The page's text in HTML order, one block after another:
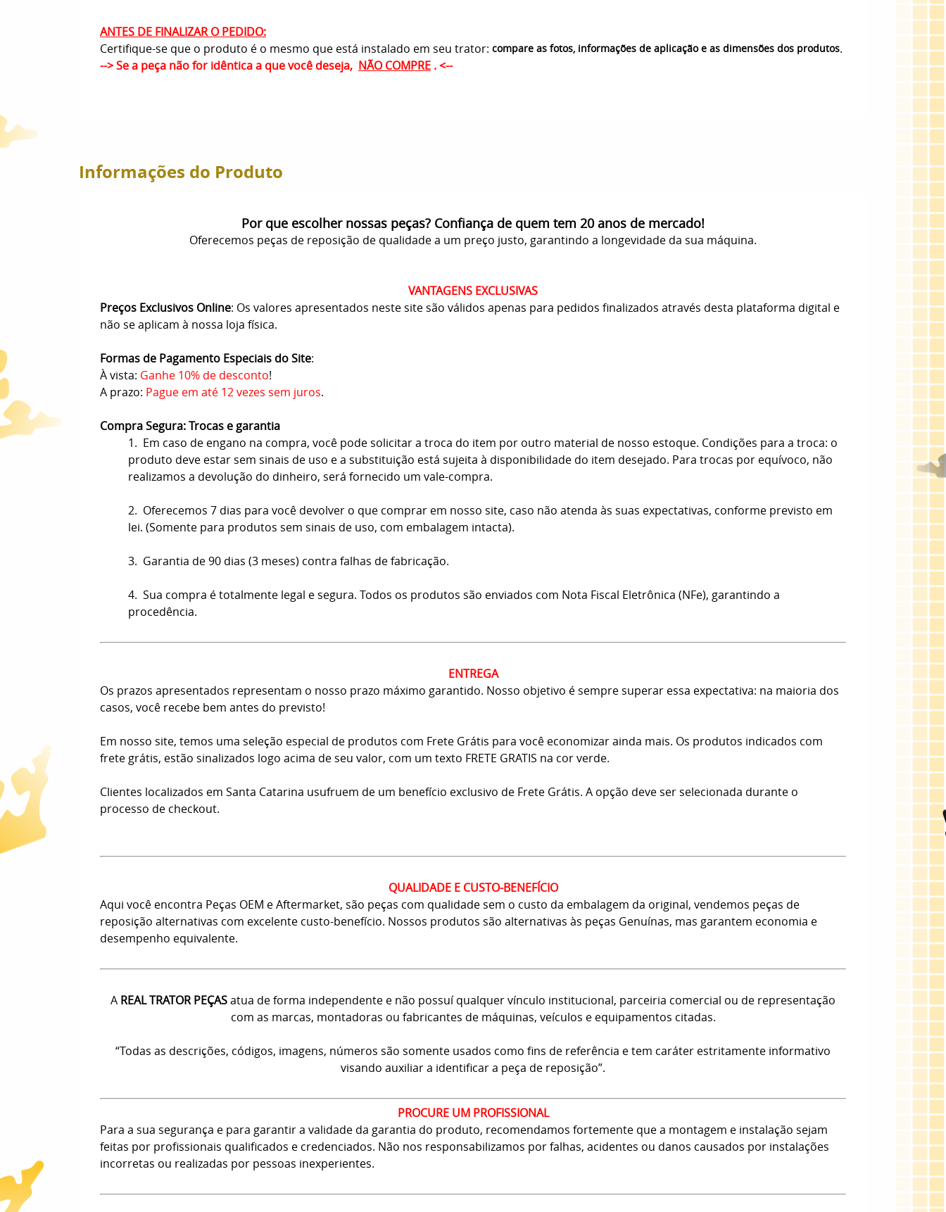
ANTES DE FINALIZAR O PEDIDO:
Certifique-se que o produto é o mesmo que está instalado em seu trator: compare as fotos, informações de aplicação e as dimensões dos produtos.
--> Se a peça não for idêntica a que você deseja, NÃO COMPRE . <--
Informações do Produto
Por que escolher nossas peças? Confiança de quem tem 20 anos de mercado!
Oferecemos peças de reposição de qualidade a um preço justo, garantindo a longevidade da sua máquina.
VANTAGENS EXCLUSIVAS
Preços Exclusivos Online: Os valores apresentados neste site são válidos apenas para pedidos finalizados através desta plataforma digital e
não se aplicam à nossa loja física.
Formas de Pagamento Especiais do Site:
À vista: Ganhe 10% de desconto!
A prazo: Pague em até 12 vezes sem juros.
Compra Segura: Trocas e garantia
1. Em caso de engano na compra, você pode solicitar a troca do item por outro material de nosso estoque. Condições para a troca: o
produto deve estar sem sinais de uso e a substituição está sujeita à disponibilidade do item desejado. Para trocas por equívoco, não
realizamos a devolução do dinheiro, será fornecido um vale-compra.
2. Oferecemos 7 dias para você devolver o que comprar em nosso site, caso não atenda às suas expectativas, conforme previsto em
lei. (Somente para produtos sem sinais de uso, com embalagem intacta).
3. Garantia de 90 dias (3 meses) contra falhas de fabricação.
4. Sua compra é totalmente legal e segura. Todos os produtos são enviados com Nota Fiscal Eletrônica (NFe), garantindo a
procedência.
ENTREGA
Os prazos apresentados representam o nosso prazo máximo garantido. Nosso objetivo é sempre superar essa expectativa: na maioria dos
casos, você recebe bem antes do previsto!
Em nosso site, temos uma seleção especial de produtos com Frete Grátis para você economizar ainda mais. Os produtos indicados com
frete grátis, estão sinalizados logo acima de seu valor, com um texto FRETE GRATIS na cor verde.
Clientes localizados em Santa Catarina usufruem de um benefício exclusivo de Frete Grátis. A opção deve ser selecionada durante o
processo de checkout.
QUALIDADE E CUSTO-BENEFÍCIO
Aqui você encontra Peças OEM e Aftermarket, são peças com qualidade sem o custo da embalagem da original, vendemos peças de
reposição alternativas com excelente custo-benefício. Nossos produtos são alternativas às peças Genuínas, mas garantem economia e
desempenho equivalente.
A REAL TRATOR PEÇASatua de forma independente e não possuí qualquer vínculo institucional, parceiria comercial ou de representação
com as marcas, montadoras ou fabricantes de máquinas, veículos e equipamentos citadas.
“Todas as descrições, códigos, imagens, números são somente usados como fins de referência e tem caráter estritamente informativo
visando auxiliar a identificar a peça de reposição”.
PROCURE UM PROFISSIONAL
Para a sua segurança e para garantir a validade da garantia do produto, recomendamos fortemente que a montagem e instalação sejam
feitas por profissionais qualificados e credenciados. Não nos responsabilizamos por falhas, acidentes ou danos causados por instalações
incorretas ou realizadas por pessoas inexperientes.